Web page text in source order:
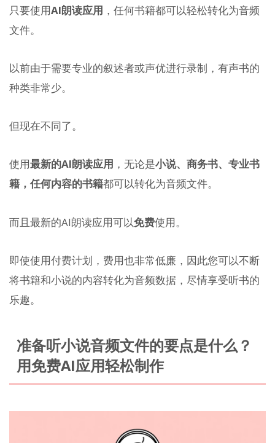
只要使用AI朗读应用 ，任何书籍都可以轻松转化为音频
文件。
以前由于需要专业的叙述者或声优进行录制，有声书的
种类非常少。
但现在不同了。
使用最新的AI朗读应用 ，无论是小说、商务书、专业书
籍，任何内容的书籍都可以转化为音频文件。
而且最新的AI朗读应用可以免费使用。
即使使用付费计划，费用也非常低廉，因此您可以不断
将书籍和小说的内容转化为音频数据，尽情享受听书的
乐趣。
准备听小说音频文件的要点是什么？
用免费AI应用轻松制作